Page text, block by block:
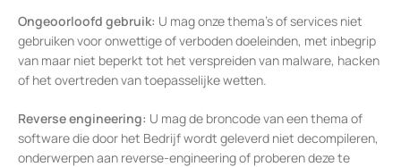
Ongeoorloofd gebruik: U mag onze thema’s of services niet
gebruiken voor onwettige of verboden doeleinden, met inbegrip
van maar niet beperkt tot het verspreiden van malware, hacken
of het overtreden van toepasselijke wetten.
Reverse engineering: U mag de broncode van een thema of
software die door het Bedrijf wordt geleverd niet decompileren,
onderwerpen aan reverse-engineering of proberen deze te